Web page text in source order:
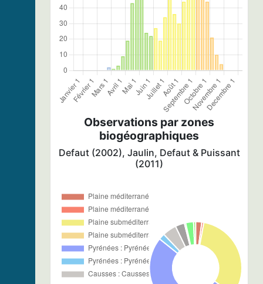
Observations par zones
biogéographiques
Defaut (2002), Jaulin, Defaut & Puissant
(2011)